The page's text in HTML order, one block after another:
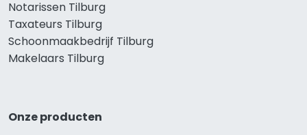
Notarissen Tilburg
Taxateurs Tilburg
Schoonmaakbedrijf Tilburg
Makelaars Tilburg
Onze producten